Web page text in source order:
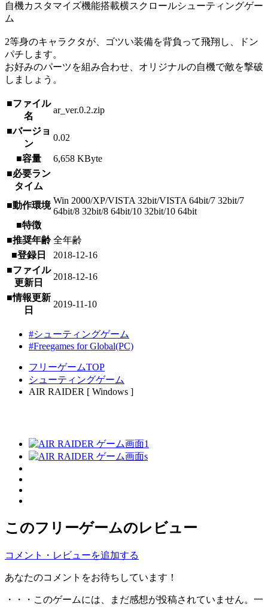
自機カスタマイズ機能搭載横スクロールシューティングゲー
ム
2等身のキャラクタが、ゴツい装備を背負って飛翔し、ドン
パチします。
お好みのパーツを組み合わせ、オリジナルの自機で敵を撃破
しましょう。
■ファイル
名
ar_ver.0.2.zip
■バージョ
ン
0.02
■容量
6,658 KByte
■必要ラン
タイム
■動作環境 Win 2000/XP/VISTA 32bit/VISTA 64bit/7 32bit/7
64bit/8 32bit/8 64bit/10 32bit/10 64bit
■特徴
■推奨年齢 全年齢
■登録日
2018-12-16
■ファイル
更新日
2018-12-16
■情報更新
日
2019-11-10
#シューティングゲーム
#Freegames for Global(PC)
フリーゲームTOP
シューティングゲーム
AIR RAIDER [ Windows ]
このフリーゲームのレビュー
コメント・レビューを追加する
あなたのコメントをお待ちしています！
・・・このゲームには、まだ感想が投稿されていません。一